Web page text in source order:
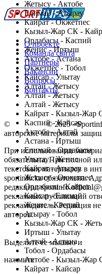
Жетысу - Актобе
Елимай - Атырау
Кайрат - Окжетпес
Кызыл-Жар СК -
Ордабасы - Каспий
Женис - Иртыш
Актобе - Астана
Окжетпес - Тобол
Кайсар - Улытау
Алтай - Жетысу
Алтай - Жетысу
Алтай - Жетысу
Кайрат - Кызыл-Жар
Каспий - Кайсар
Актобе - Алтай
Астана - Иртыш
Елимай - Ордабасы
Улытау - Женис
Кайрат - Атырау
Жетысу - Окжетпес
Ордабасы - Кайрат
Кайсар - Елимай
Женис - Каспий
Атырау - Тобол
Кызыл-Жар СК -
Иртыш - Улытау
Алтай - Астана
Тобол - Ордабасы
Актобе - Кызыл-Жар
Кайрат - Кайсар
О проекте
Команда сайта
Партнеры
Вакансии
Вопросы
Контакты
© Copyright© 2025
авторские материалы
При использовании
обязательна. При полной
текстовых материалов в
sportinfo.kz обязательна.
редакции:
рекламных публикаций
рекламодатель. Редакция
авторов.
Заметили ошибку в тексте?
Выделите ее мышью и
нажмите